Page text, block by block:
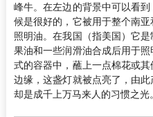
峰牛。在左边的背景中可以看
候是很好的，它被用于整个南
照明油。在我国（指美国）它
果油和一些润滑油合成后用于
式的容器中，蘸上一点棉花或
边缘，这盏灯就被点亮了，由
却是成千上万马来人的习惯之光